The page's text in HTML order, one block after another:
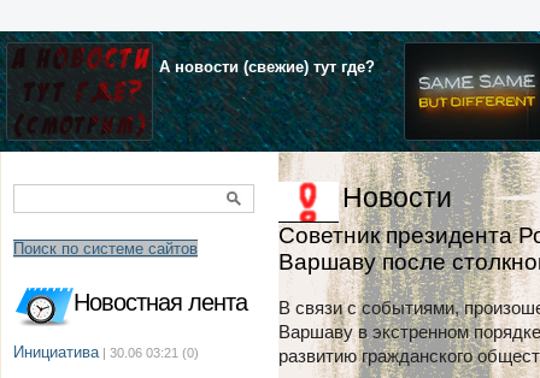
А новости (свежие) тут где?
Поиск по системе сайтов
Новостная лента
Инициатива | 30.06 03:21 (0)
Новости
Советник президента
Варшаву после
В связи с событиями,
Варшаву в экстренном
развитию гражданского